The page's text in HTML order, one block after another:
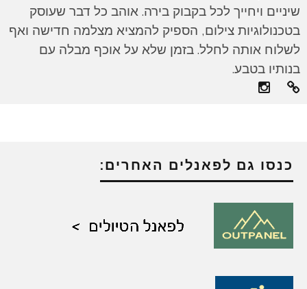
שיניים ויחייך לכל בקבוק בירה. אוהב כל דבר שעוסק
בטכנולוגיות צילום, הספיק להמציא מצלמה חדישה ואף
לשלוח אותה לחלל. בזמן שלא על אוכף מבלה עם
בנותיו בטבע.
כנסו גם לפאנלים האחרים: